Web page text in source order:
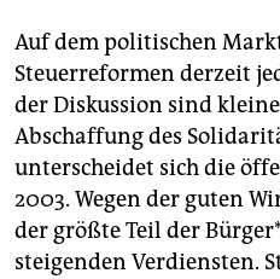
Auf dem politischen
Steuerreformen derzeit
der Diskussion sind
Abschaffung des
unterscheidet sich die
2003. Wegen der guten
der größte Teil der
steigenden Verdiensten.